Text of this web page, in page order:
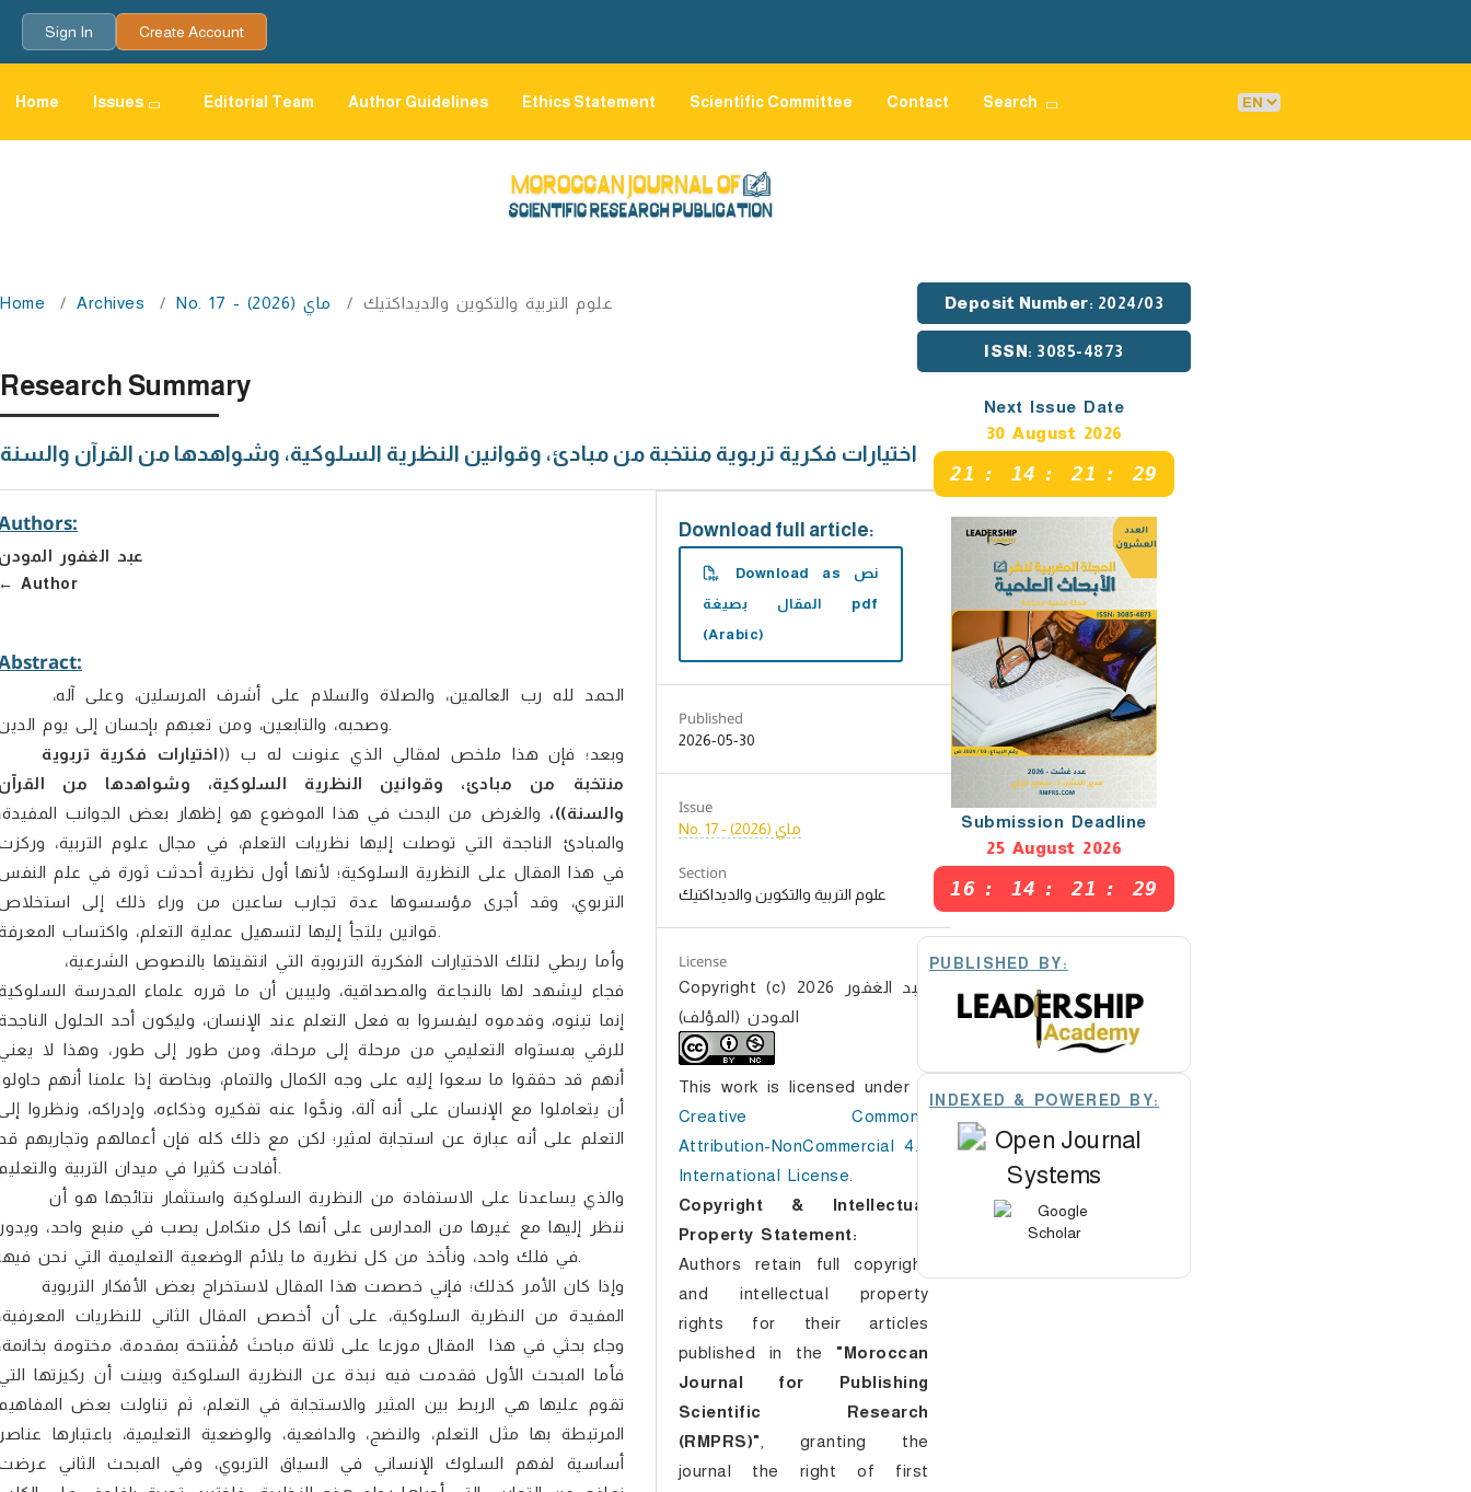
Sign In Create Account
Home Issues Editorial Team Author Guidelines Ethics Statement Scientific Committee Contact Search
Home / Archives / No. 17 - ماي (2026) / علوم التربية والتكوين والديداكتيك
Research Summary
اختیارات فكریة تربویة منتخبة من مبادئ، وقوانین النظریة السلوكیة، وشواھدھا من القرآن والسنة
عبد الغفور
Author
وبعد؛ فإن هذا ملخص لمقالي الذي عنونت له ب ((اختيارات فكرية تربوية
منتخبة من مبادئ، وقوانين النظرية السلوكية، وشواهدها من
والسنة))، والغرض من البحث في هذا الموضوع هو إظهار بعض الجوانب
والمبادئ الناجحة التي توصلت إليها نظريات التعلم، في مجال علوم التربية،
في هذا المقال على النظرية السلوكية؛ لأنها أول نظرية أحدثت ثورة في علم
التربوي، وقد أجرى مؤسسوها عدة تجارب ساعين من وراء ذلك إلى
فجاء ليشهد لها بالنجاعة والمصداقية، وليبين أن ما قرره علماء المدرسة
إنما تبنوه، وقدموه ليفسروا به فعل التعلم عند الإنسان، وليكون أحد الحلول
للرقي بمستواه التعليمي من مرحلة إلى مرحلة، ومن طور إلى طور، وهذا لا
أنهم قد حققوا ما سعوا إليه على وجه الكمال والتمام، وبخاصة إذا علمنا أنهم
أن يتعاملوا مع الإنسان على أنه آلة، ونحَّوا عنه تفكيره وذكاءه، وإدراكه، ونظروا
التعلم على أنه عبارة عن استجابة لمثير؛ لكن مع ذلك كله فإن أعمالهم وتجاربهم
والذي يساعدنا على الاستفادة من النظرية السلوكية واستثمار نتائجها هو أن
ننظر إليها مع غيرها من المدارس على أنها كل متكامل يصب في منبع واحد،
وإذا كان الأمر كذلك؛ فإني خصصت هذا المقال لاستخراج بعض الأفكار التربوية
المفيدة من النظرية السلوكية، على أن أخصص المقال الثاني للنظريات
وجاء بحثي في هذا المقال موزعا على ثلاثة مباحثَ مُفْتتحة بمقدمة، مختومة
فأما المبحث الأول فقدمت فيه نبذة عن النظرية السلوكية وبينت أن ركيزتها
تقوم عليها هي الربط بين المثير والاستجابة في التعلم، ثم تناولت بعض
المرتبطة بها مثل التعلم، والنضج، والدافعية، والوضعية التعليمية، باعتبارها
أساسية لفهم السلوك الإنساني في السياق التربوي، وفي المبحث الثاني
Download full article:
Download as نص
المقال بصيغة pdf
(Arabic)
Published
2026-05-30
Issue
No. 17 - ماي (2026)
Section
علوم التربية والتكوين والديداكتيك
License
Copyright (c) 2026 عبد الغفور
المودن (المؤلف)
This work is licensed under a
Creative Commons
Attribution-NonCommercial 4.0
International License.
Copyright & Intellectual
Property Statement:
Authors retain full copyright
and intellectual property
rights for their articles
published in the "Moroccan
Journal for Publishing
Scientific Research
(RMPRS)", granting the
journal the right of first
Deposit Number: 2024/03
ISSN: 3085-4873
Next Issue Date
30 August 2026
21 : 14 :21 : 28
Submission Deadline
25 August 2026
16 : 14 :21 : 28
PUBLISHED BY:
INDEXED & POWERED BY: